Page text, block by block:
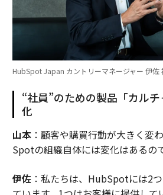
HubSpot Japan カントリーマネージャー 伊佐
“社員”のための製品「カル
化
山本：顧客や購買行動が大きく変
Spotの組織自体には変化はあるの
伊佐：私たちは、HubSpotには2